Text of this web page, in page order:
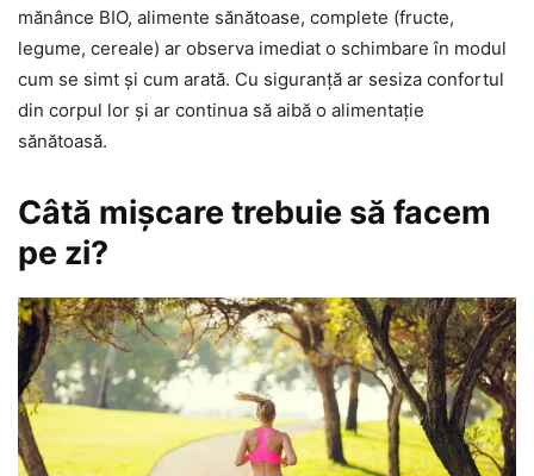
mănânce BIO, alimente sănătoase, complete (fructe,
legume, cereale) ar observa imediat o schimbare în modul
cum se simt și cum arată. Cu siguranță ar sesiza confortul
din corpul lor și ar continua să aibă o alimentație
sănătoasă.
Câtă mișcare trebuie să facem
pe zi?